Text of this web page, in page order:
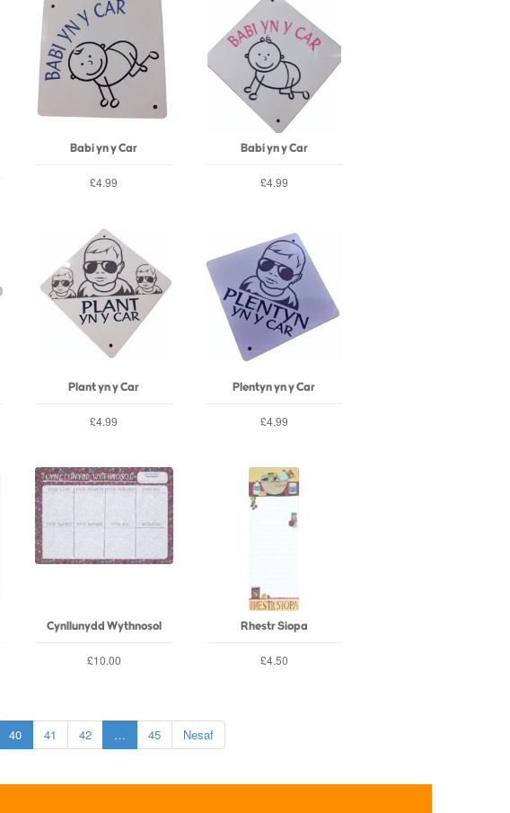
Babi yn y Car
£4.99
Babi yn y Car
£4.99
Plant yn y Car
£4.99
Plentyn yn y Car
£4.99
Cynllunydd Wythnosol
£10.00
Rhestr Siopa
£4.50
40 41 42 … 45 Nesaf